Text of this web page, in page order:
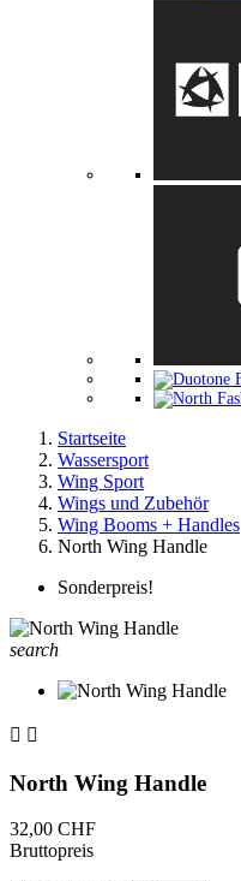
Startseite
Wassersport
Wing Sport
Wings und Zubehör
Wing Booms + Handles
North Wing Handle
Sonderpreis!
search
 
North Wing Handle
32,00 CHF
Bruttopreis